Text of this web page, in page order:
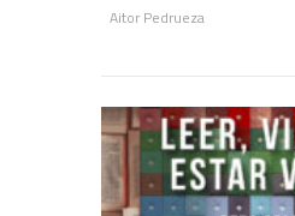
Aitor Pedrueza